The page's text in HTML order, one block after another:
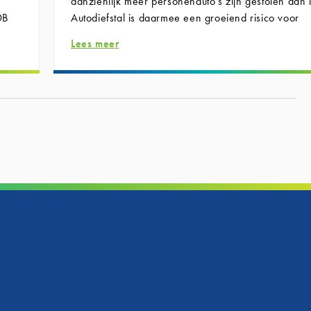
Autodiefstal is daarmee een groeiend risico voor
Hoog tijd voor enkele adviezen uit
In onze dagelijkse praktijk zien wij dat
problemen aanlopen doordat het kentekenbewijs
hebben voor de schadevergoeding. Sommige
Lees meer